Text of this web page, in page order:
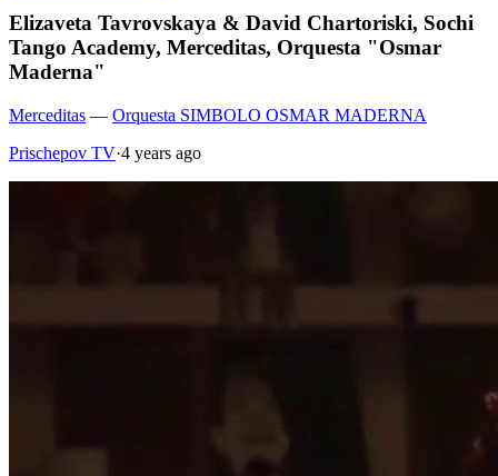
Elizaveta Tavrovskaya & David Chartoriski, Sochi
Tango Academy, Merceditas, Orquesta "Osmar
Maderna"
Merceditas — Orquesta SIMBOLO OSMAR MADERNA
Prischepov TV·4 years ago